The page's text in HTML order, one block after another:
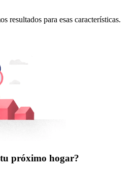
resultados para esas características.
próximo hogar?